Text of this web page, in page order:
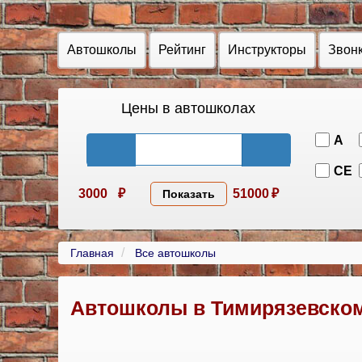
Автошколы Рейтинг Инструкторы
Цены в автошколах
3000 ₽ Показать 51000 ₽
A
CE
Главная Все автошколы
Автошколы в